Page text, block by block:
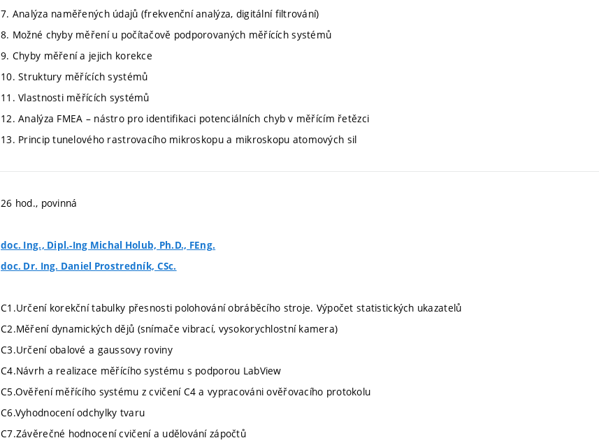
7. Analýza naměřených údajů (frekvenční analýza, digitální filtrování)
8. Možné chyby měření u počítačově podporovaných měřících systémů
9. Chyby měření a jejich korekce
10. Struktury měřících systémů
11. Vlastnosti měřících systémů
12. Analýza FMEA – nástro pro identifikaci potenciálních chyb v měřícím řetězci
13. Princip tunelového rastrovacího mikroskopu a mikroskopu atomových sil
26 hod., povinná
doc. Ing., Dipl.-Ing Michal Holub, Ph.D., FEng.
doc. Dr. Ing. Daniel Prostredník, CSc.
C1.Určení korekční tabulky přesnosti polohování obráběcího stroje. Výpočet statistických ukazatelů
C2.Měření dynamických dějů (snímače vibrací, vysokorychlostní kamera)
C3.Určení obalové a gaussovy roviny
C4.Návrh a realizace měřícího systému s podporou LabView
C5.Ověření měřícího systému z cvičení C4 a vypracováni ověřovacího protokolu
C6.Vyhodnocení odchylky tvaru
C7.Závěrečné hodnocení cvičení a udělování zápočtů